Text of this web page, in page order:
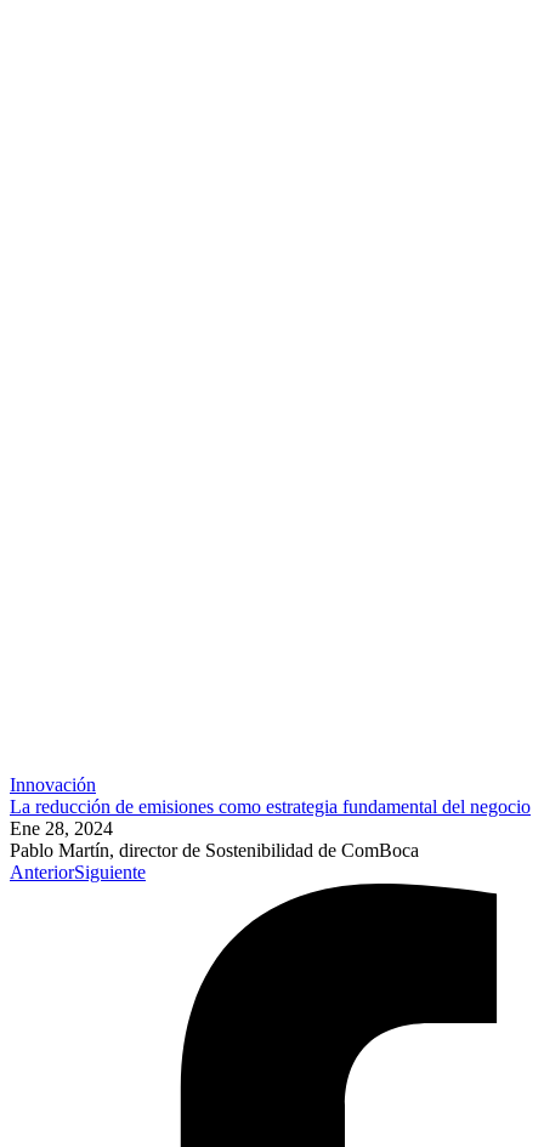
Innovación
La reducción de emisiones como estrategia fundamental del negocio
Ene 28, 2024
Pablo Martín, director de Sostenibilidad de ComBoca
AnteriorSiguiente